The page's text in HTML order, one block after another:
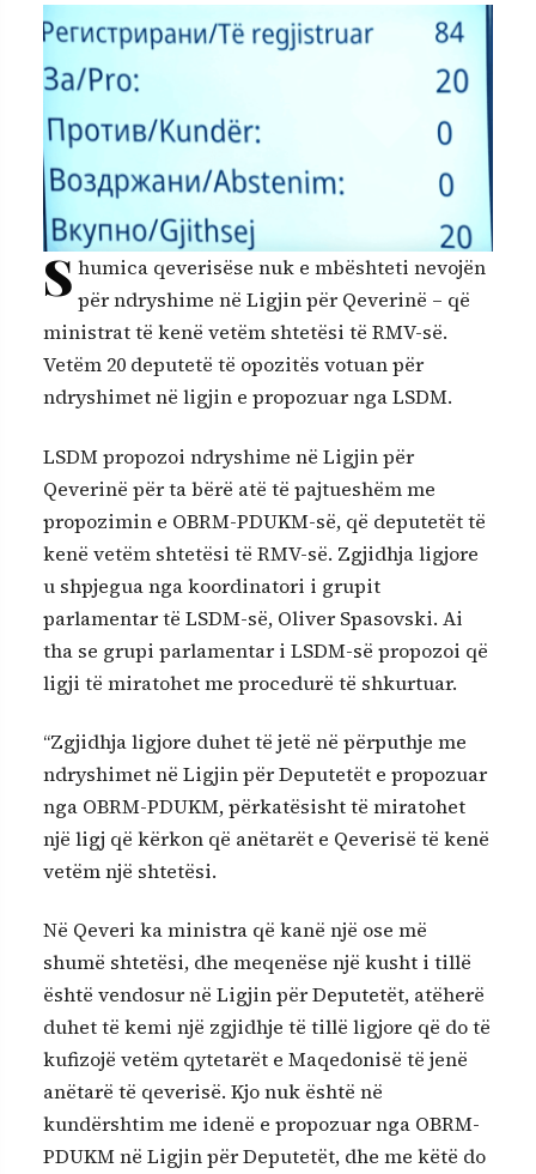
S humica qeverisëse nuk e mbështeti nevojën
për ndryshime në Ligjin për Qeverinë – që
ministrat të kenë vetëm shtetësi të RMV-së.
Vetëm 20 deputetë të opozitës votuan për
ndryshimet në ligjin e propozuar nga LSDM.
LSDM propozoi ndryshime në Ligjin për
Qeverinë për ta bërë atë të pajtueshëm me
propozimin e OBRM-PDUKM-së, që deputetët të
kenë vetëm shtetësi të RMV-së. Zgjidhja ligjore
u shpjegua nga koordinatori i grupit
parlamentar të LSDM-së, Oliver Spasovski. Ai
tha se grupi parlamentar i LSDM-së propozoi që
ligji të miratohet me procedurë të shkurtuar.
“Zgjidhja ligjore duhet të jetë në përputhje me
ndryshimet në Ligjin për Deputetët e propozuar
nga OBRM-PDUKM, përkatësisht të miratohet
një ligj që kërkon që anëtarët e Qeverisë të kenë
vetëm një shtetësi.
Në Qeveri ka ministra që kanë një ose më
shumë shtetësi, dhe meqenëse një kusht i tillë
është vendosur në Ligjin për Deputetët, atëherë
duhet të kemi një zgjidhje të tillë ligjore që do të
kufizojë vetëm qytetarët e Maqedonisë të jenë
anëtarë të qeverisë. Kjo nuk është në
kundërshtim me idenë e propozuar nga OBRM-
PDUKM në Ligjin për Deputetët, dhe me këtë do